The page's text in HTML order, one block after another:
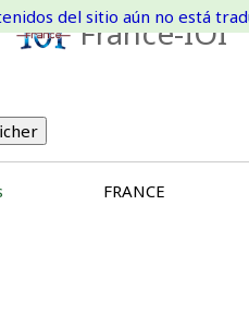
France-IOI
del sitio aún no está
FRANCE